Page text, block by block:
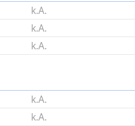
k.A.
k.A.
k.A.
k.A.
k.A.